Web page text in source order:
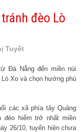
đèo Lò
Tuyết
Đà Nẵng đến miền núi
Xo và chọn hướng phù
các xã phía tây Quảng
đèo hiểm trở nhất miền
26/10, tuyến hiện chưa